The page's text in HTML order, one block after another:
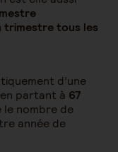
trimestre tous les
d’une
partant à 67
le nombre de
année de